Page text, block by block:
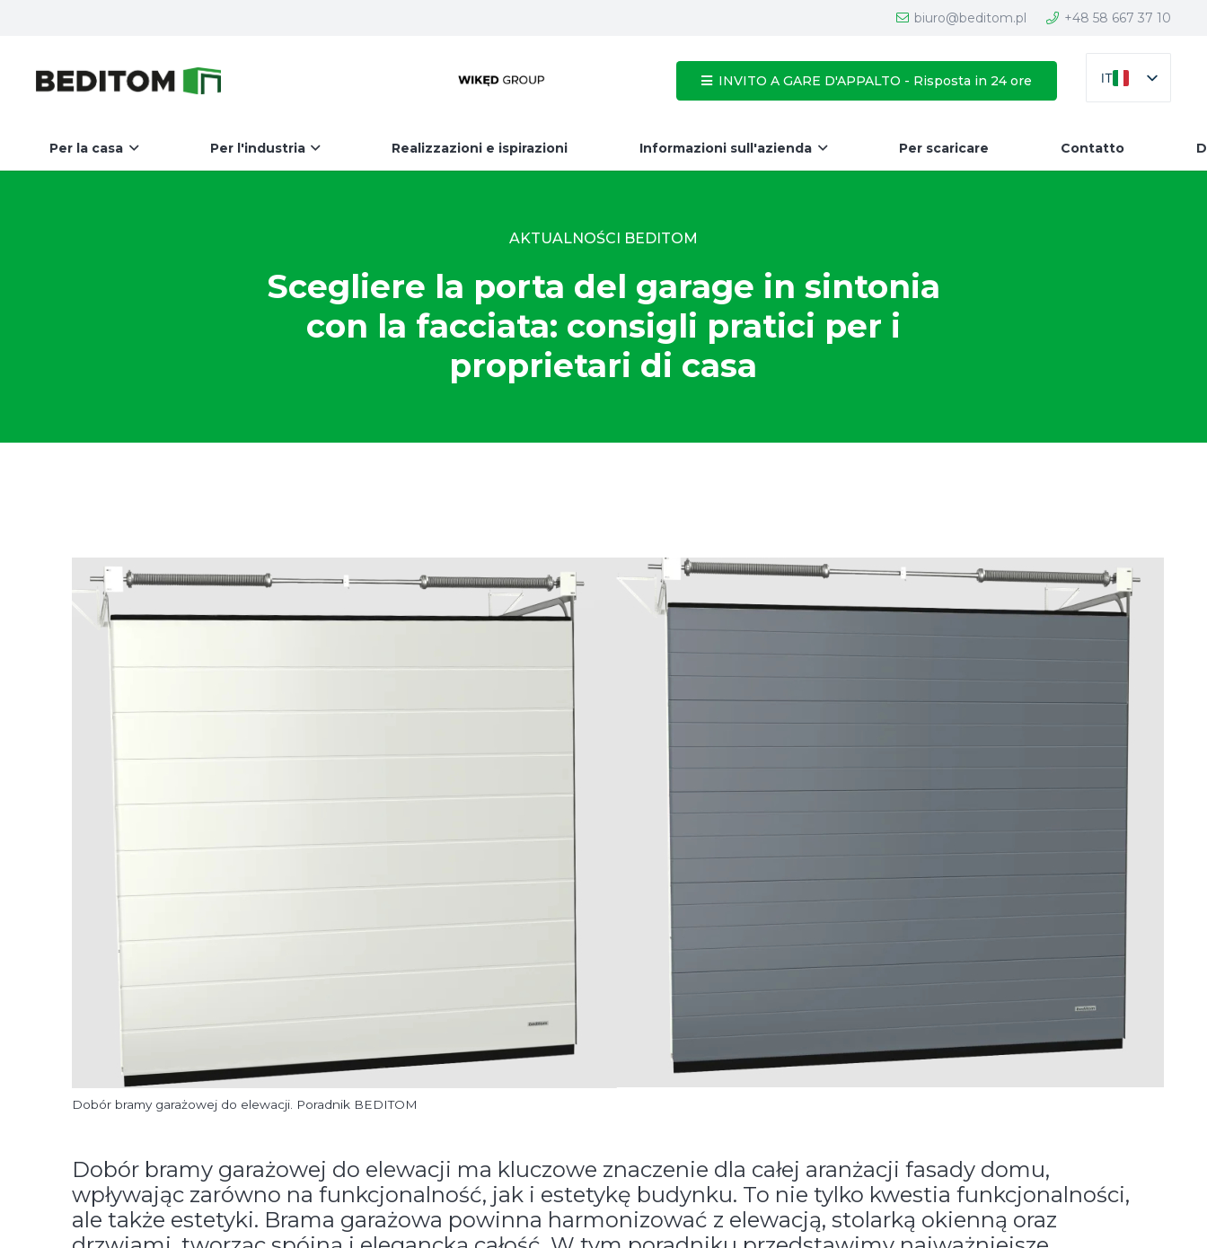
biuro@beditom.pl +48 58 667 37 10
INVITO A GARE D'APPALTO - Risposta in 24 ore IT
Per la casa Per l'industria Realizzazioni e ispirazioni Informazioni sull'azienda Per scaricare Contatto
AKTUALNOŚCI BEDITOM
Scegliere la porta del garage in sintonia
con la facciata: consigli pratici per i
proprietari di casa
Dobór bramy garażowej do elewacji. Poradnik BEDITOM
Dobór bramy garażowej do elewacji ma kluczowe znaczenie dla całej aranżacji fasady domu,
wpływając zarówno na funkcjonalność, jak i estetykę budynku. To nie tylko kwestia funkcjonalności,
ale także estetyki. Brama garażowa powinna harmonizować z elewacją, stolarką okienną oraz